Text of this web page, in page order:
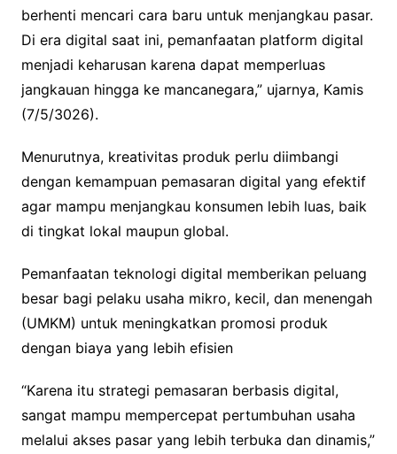
berhenti mencari cara baru untuk menjangkau pasar.
Di era digital saat ini, pemanfaatan platform digital
menjadi keharusan karena dapat memperluas
jangkauan hingga ke mancanegara,” ujarnya, Kamis
(7/5/3026).
Menurutnya, kreativitas produk perlu diimbangi
dengan kemampuan pemasaran digital yang efektif
agar mampu menjangkau konsumen lebih luas, baik
di tingkat lokal maupun global.
Pemanfaatan teknologi digital memberikan peluang
besar bagi pelaku usaha mikro, kecil, dan menengah
(UMKM) untuk meningkatkan promosi produk
dengan biaya yang lebih efisien
“Karena itu strategi pemasaran berbasis digital,
sangat mampu mempercepat pertumbuhan usaha
melalui akses pasar yang lebih terbuka dan dinamis,”